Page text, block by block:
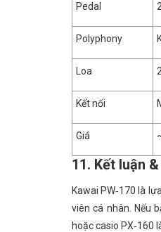
Pedal
Polyphony
Loa
Kết nối
Giá
11. Kết luận
Kawai PW‑170 là
viên cá nhân. Nếu
hoặc casio PX‑160